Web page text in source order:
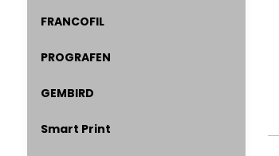
FRANCOFIL
PROGRAFEN
GEMBIRD
Smart Print